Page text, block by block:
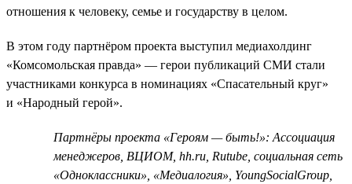
отношения к человеку, семье и государству в целом.
В этом году партнёром проекта выступил медиахолдинг
«Комсомольская правда» — герои публикаций СМИ стали
участниками конкурса в номинациях «Спасательный круг»
и «Народный герой».
Партнёры проекта «Героям — быть!»: Ассоциация
менеджеров, ВЦИОМ, hh.ru, Rutube, социальная сеть
«Одноклассники», «Медиалогия», YoungSocialGroup,